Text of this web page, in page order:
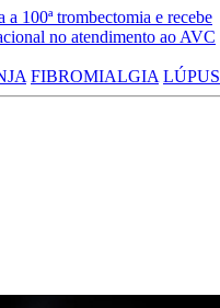
100ª trombectomia e recebe
no atendimento ao AVC
FIBROMIALGIA LÚPUS